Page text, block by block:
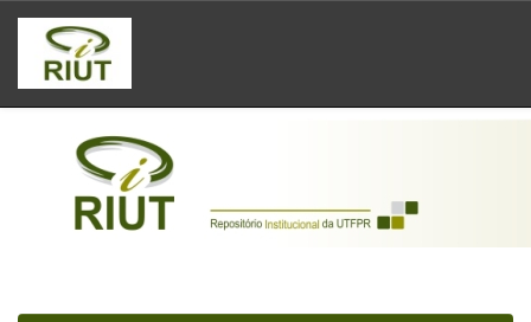
Skip
navigation